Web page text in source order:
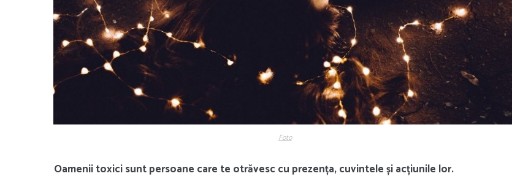
Foto
Oamenii toxici sunt persoane care te otrăvesc cu prezența, cuvintele și acțiunile lor.